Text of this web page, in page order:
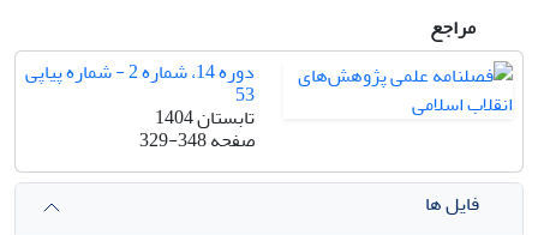
مراجع
دوره 14، شماره 2 - شماره پیاپی
53
تابستان 1404
صفحه329-348
فایل ها